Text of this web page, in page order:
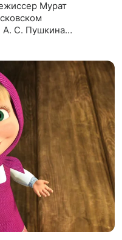
Мурат
А. С. Пушкина